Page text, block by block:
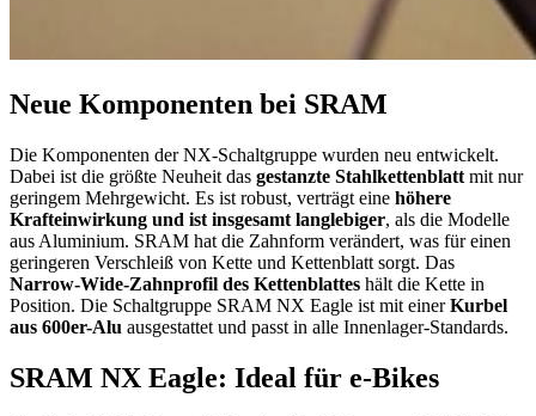
Neue Komponenten bei SRAM
Die Komponenten der NX-Schaltgruppe wurden neu entwickelt.
Dabei ist die größte Neuheit das gestanzte Stahlkettenblatt mit nur
geringem Mehrgewicht. Es ist robust, verträgt eine höhere
Krafteinwirkung und ist insgesamt langlebiger, als die Modelle
aus Aluminium. SRAM hat die Zahnform verändert, was für einen
geringeren Verschleiß von Kette und Kettenblatt sorgt. Das
Narrow-Wide-Zahnprofil des Kettenblattes hält die Kette in
Position. Die Schaltgruppe SRAM NX Eagle ist mit einerKurbel
aus 600er-Alu ausgestattet und passt in alle Innenlager-Standards.
SRAM NX Eagle: Ideal für e-Bikes